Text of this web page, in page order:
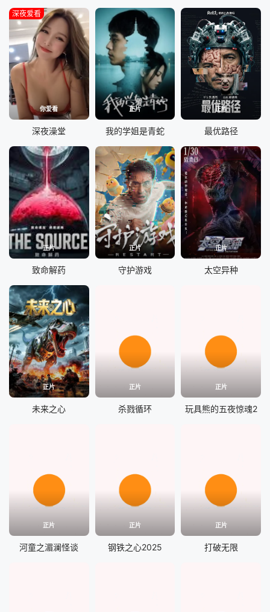
你爱看
深夜爱看
深夜澡堂
正片
我的学姐是青蛇
正片
最优路径
正片
致命解药
正片
守护游戏
正片
太空异种
正片
未来之心
正片
杀戮循环
正片
玩具熊的五夜惊魂2
正片
河童之湄澜怪谈
正片
钢铁之心2025
正片
打破无限